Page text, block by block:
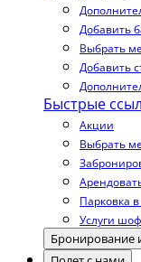
Добавить
Выбрать
Добавить
Быстрые
Акции
Выбрать
Парковка
Услуги
Бронирование